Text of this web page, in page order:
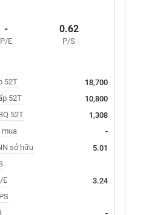
-
P/E
0.62
P/S
52T
18,700
52T
10,800
52T
1,308
mua
-
sở hữu
5.01
E
3.24
-